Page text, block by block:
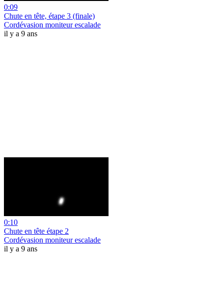
0:09
Chute en tête, étape 3 (finale)
Cordévasion moniteur escalade
il y a 9 ans
0:10
Chute en tête étape 2
Cordévasion moniteur escalade
il y a 9 ans